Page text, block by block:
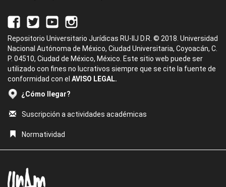
Repositorio Universitario Jurídicas RU-IIJ D.R. © 2018. Universidad
Nacional Autónoma de México, Ciudad Universitaria, Coyoacán, C.
P. 04510, Ciudad de México, México. Este sitio web puede ser
utilizado con fines no lucrativos siempre que se cite la fuente de
conformidad con el AVISO LEGAL.
¿Cómo llegar?
Suscripción a actividades académicas
Normatividad